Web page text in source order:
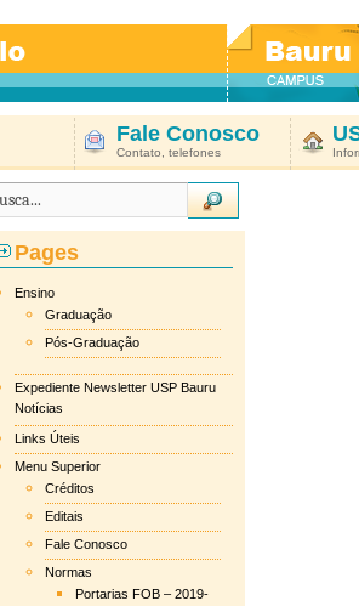
Fale Conosco
Contato, telefones
Pages
Ensino
Graduação
Pós-Graduação
Expediente Newsletter USP Bauru
Notícias
Links Úteis
Menu Superior
Créditos
Editais
Fale Conosco
Normas
Portarias FOB – 2019-